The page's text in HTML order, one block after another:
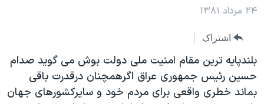
به
صفحه
جهش
به
جستجو
آمریکا
جهان
ورزشی
گزیده‌ها
ویژه برنامه‌ها
جدول برنامه ها
صفحه‌های ویژه
جام جهانی ۲۰۲۶
عملیات خشم حماسی
۲۵۰سالگی آمریکا
فرکانس‌های صدای آمریکا
پخش رادیویی
۲۴ مرداد ۱۳۸۱
اشتراک
بلندپايه ترين مقام امنيت ملی دولت بوش می گويد صدام
حسين رئيس جمهوری عراق اگرهمچنان درقدرت باقی
بماند خطری واقعی برای مردم خود و سايرکشورهای جهان